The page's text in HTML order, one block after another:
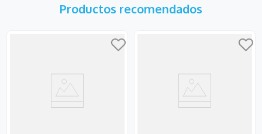
Productos recomendados